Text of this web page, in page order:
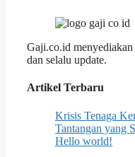
Gaji.co.id
dan selalu update.
Artikel Terbaru
Krisis Tenaga
Tantangan yang
Hello world!